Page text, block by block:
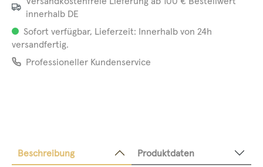
innerhalb DE
Sofort verfügbar, Lieferzeit: Innerhalb von 24h
versandfertig.
Professioneller Kundenservice
Beschreibung Produktdaten